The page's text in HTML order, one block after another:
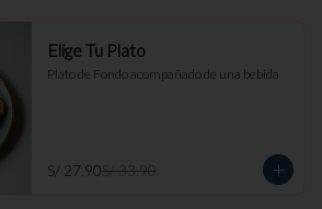
Elige Tu Plato
Plato de Fondo acompañado de una bebida
S/ 27.90S/ 33.90